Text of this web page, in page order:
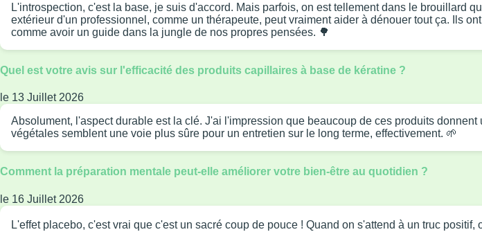
L'introspection, c'est la base, je suis d'accord. Mais parfois, on est tellement dans le brouillard
extérieur d'un professionnel, comme un thérapeute, peut vraiment aider à dénouer tout ça. Ils
comme avoir un guide dans la jungle de nos propres pensées. 🌳
Quel est votre avis sur l'efficacité des produits capillaires à base de kératine ?
le 13 Juillet 2026
Absolument, l'aspect durable est la clé. J'ai l'impression que beaucoup de ces produits
végétales semblent une voie plus sûre pour un entretien sur le long terme, effectivement. 🌱
Comment la préparation mentale peut-elle améliorer votre bien-être au quotidien ?
le 16 Juillet 2026
L'effet placebo, c'est vrai que c'est un sacré coup de pouce ! Quand on s'attend à un truc